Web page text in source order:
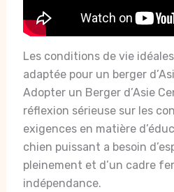
Les conditions de vie
adaptée pour un berger
Adopter un Berger d’Asie
réflexion sérieuse sur les
exigences en matière
chien puissant a besoin
pleinement et d’un cadre
indépendance.